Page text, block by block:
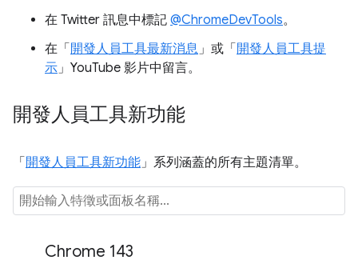
在 Twitter 訊息中標記 @ChromeDevTools。
在「開發人員工具最新消息 」或「開發人員工具提
示 」YouTube 影片中留言。
開發人員工具新功能
「開發人員工具新功能 」系列涵蓋的所有主題清單。
Chrome 143